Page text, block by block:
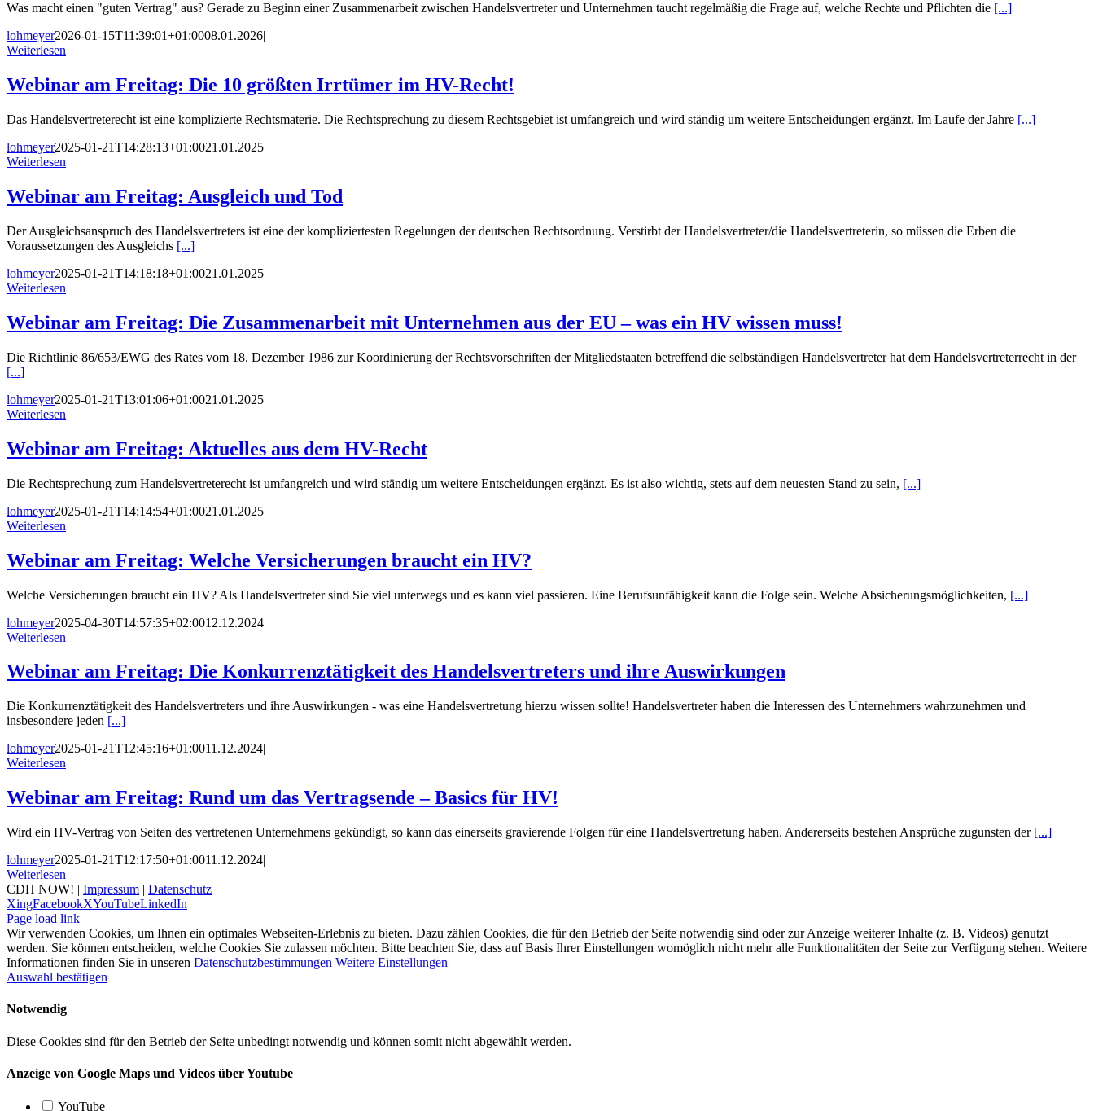
Was macht einen "guten Vertrag" aus? Gerade zu Beginn einer Zusammenarbeit zwischen Handelsvertreter und Unternehmen taucht regelmäßig die Frage auf, welche Rechte und Pflichten die [...]
lohmeyer2026-01-15T11:39:01+01:0008.01.2026|
Weiterlesen
Webinar am Freitag: Die 10 größten Irrtümer im HV-Recht!
Das Handelsvertreterecht ist eine komplizierte Rechtsmaterie. Die Rechtsprechung zu diesem Rechtsgebiet ist umfangreich und wird ständig um weitere Entscheidungen ergänzt. Im Laufe der Jahre [...]
lohmeyer2025-01-21T14:28:13+01:0021.01.2025|
Weiterlesen
Webinar am Freitag: Ausgleich und Tod
Der Ausgleichsanspruch des Handelsvertreters ist eine der kompliziertesten Regelungen der deutschen Rechtsordnung. Verstirbt der Handelsvertreter/die Handelsvertreterin, so müssen die Erben die
Voraussetzungen des Ausgleichs [...]
lohmeyer2025-01-21T14:18:18+01:0021.01.2025|
Weiterlesen
Webinar am Freitag: Die Zusammenarbeit mit Unternehmen aus der EU – was ein HV wissen muss!
Die Richtlinie 86/653/EWG des Rates vom 18. Dezember 1986 zur Koordinierung der Rechtsvorschriften der Mitgliedstaaten betreffend die selbständigen Handelsvertreter hat dem Handelsvertreterrecht in der
[...]
lohmeyer2025-01-21T13:01:06+01:0021.01.2025|
Weiterlesen
Webinar am Freitag: Aktuelles aus dem HV-Recht
Die Rechtsprechung zum Handelsvertreterecht ist umfangreich und wird ständig um weitere Entscheidungen ergänzt. Es ist also wichtig, stets auf dem neuesten Stand zu sein, [...]
lohmeyer2025-01-21T14:14:54+01:0021.01.2025|
Weiterlesen
Webinar am Freitag: Welche Versicherungen braucht ein HV?
Welche Versicherungen braucht ein HV? Als Handelsvertreter sind Sie viel unterwegs und es kann viel passieren. Eine Berufsunfähigkeit kann die Folge sein. Welche Absicherungsmöglichkeiten, [...]
lohmeyer2025-04-30T14:57:35+02:0012.12.2024|
Weiterlesen
Webinar am Freitag: Die Konkurrenztätigkeit des Handelsvertreters und ihre Auswirkungen
Die Konkurrenztätigkeit des Handelsvertreters und ihre Auswirkungen - was eine Handelsvertretung hierzu wissen sollte! Handelsvertreter haben die Interessen des Unter­nehmers wahrzunehmen und
insbesondere jeden [...]
lohmeyer2025-01-21T12:45:16+01:0011.12.2024|
Weiterlesen
Webinar am Freitag: Rund um das Vertragsende – Basics für HV!
Wird ein HV-Vertrag von Seiten des vertretenen Unternehmens gekündigt, so kann das einerseits gravierende Folgen für eine Handelsvertretung haben. Andererseits bestehen Ansprüche zugunsten der [...]
lohmeyer2025-01-21T12:17:50+01:0011.12.2024|
Weiterlesen
CDH NOW! | Impressum | Datenschutz
XingFacebookXYouTubeLinkedIn
Page load link
Wir verwenden Cookies, um Ihnen ein optimales Webseiten-Erlebnis zu bieten. Dazu zählen Cookies, die für den Betrieb der Seite notwendig sind oder zur Anzeige weiterer Inhalte (z. B. Videos) genutzt
werden. Sie können entscheiden, welche Cookies Sie zulassen möchten. Bitte beachten Sie, dass auf Basis Ihrer Einstellungen womöglich nicht mehr alle Funktionalitäten der Seite zur Verfügung stehen. Weitere
Informationen finden Sie in unseren Datenschutzbestimmungen Weitere Einstellungen
Auswahl bestätigen
Notwendig
Diese Cookies sind für den Betrieb der Seite unbedingt notwendig und können somit nicht abgewählt werden.
Anzeige von Google Maps und Videos über Youtube
YouTube